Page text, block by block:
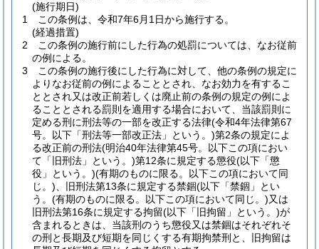
(施行期日)
1
この条例は、令和7年6月1日から施行する。
(経過措置)
2
この条例の施行前にした行為の処罰については、なお従前
の例による。
3
この条例の施行後にした行為に対して、他の条例の規定に
よりなお従前の例によることとされ、なお効力を有するこ
ととされ又は改正前若しくは廃止前の条例の規定の例によ
ることとされる罰則を適用する場合において、当該罰則に
定める刑に刑法等の一部を改正する法律(令和4年法律第67
号。以下「刑法等一部改正法」という。)第2条の規定によ
る改正前の刑法(明治40年法律第45号。以下この項におい
て「旧刑法」という。)第12条に規定する懲役(以下「懲
役」という。)(有期のものに限る。以下この項において同
じ。) 、旧刑法第13条に規定する禁錮(以下「禁錮」とい
う。 (有期のものに限る。以下この項において同じ。)又は
旧刑法第16条に規定する拘留(以下「旧拘留」という。)が
含まれるときは、当該刑のうち懲役又は禁錮はそれぞれそ
の刑と長期及び短期を同じくする有期拘禁刑と、旧拘留は